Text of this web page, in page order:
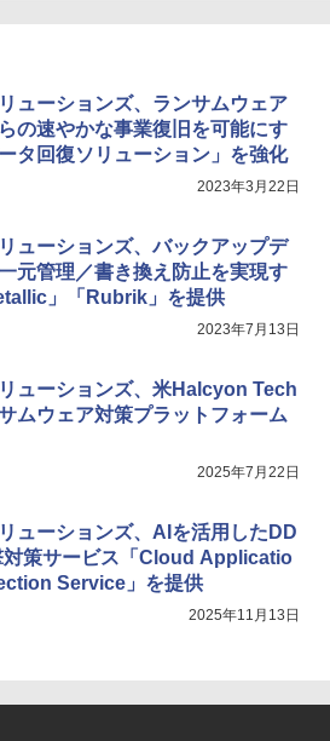
ューションズ、ランサムウェア
の速やかな事業復旧を可能にす
タ回復ソリューション」を強化
2023年3月22日
ューションズ、バックアップデ
元管理／書き換え防止を実現す
」「Rubrik」を提供
2023年7月13日
ューションズ、米Halcyon Tech
ムウェア対策プラットフォーム
2025年7月22日
ューションズ、AIを活用したDD
対策サービス「Cloud Applicatio
Service」を提供
2025年11月13日